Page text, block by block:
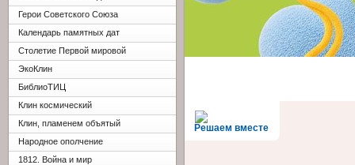
Решаем вместе
Герои Советского Союза
Календарь памятных дат
Столетие Первой мировой
ЭкоКлин
БиблиоТИЦ
Клин космический
Клин, пламенем объятый
Народное ополчение
1812. Война и мир